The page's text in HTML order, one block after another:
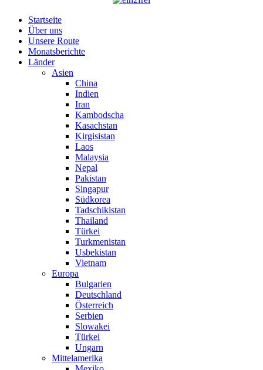
Startseite
Über uns
Unsere Route
Monatsberichte
Länder
Asien
China
Indien
Iran
Kambodscha
Kasachstan
Kirgisistan
Laos
Malaysia
Nepal
Pakistan
Singapur
Südkorea
Tadschikistan
Thailand
Türkei
Turkmenistan
Usbekistan
Vietnam
Europa
Bulgarien
Deutschland
Österreich
Serbien
Slowakei
Türkei
Ungarn
Mittelamerika